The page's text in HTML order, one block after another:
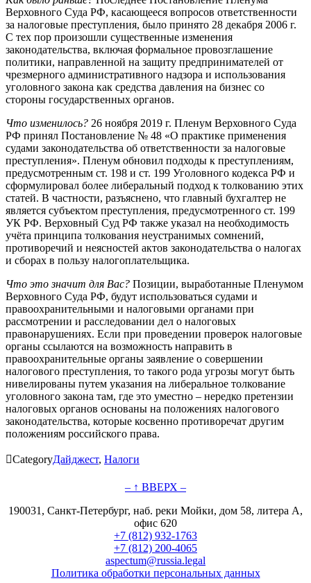
Верховного Суда РФ, касающееся вопросов ответственности
за налоговые преступления, было принято 28 декабря 2006 г.
С тех пор произошли существенные изменения
законодательства, включая формальное провозглашение
политики, направленной на защиту предпринимателей от
чрезмерного административного надзора и использования
уголовного закона как средства давления на бизнес со
стороны государственных органов.
Что изменилось? 26 ноября 2019 г. Пленум Верховного Суда
РФ принял Постановление № 48 «О практике применения
судами законодательства об ответственности за налоговые
преступления». Пленум обновил подходы к преступлениям,
предусмотренным ст. 198 и ст. 199 Уголовного кодекса РФ и
сформулировал более либеральный подход к толкованию этих
статей. В частности, разъяснено, что главный бухгалтер не
является субъектом преступления, предусмотренного ст. 199
УК РФ. Верховный Суд РФ также указал на необходимость
учёта принципа толкования неустранимых сомнений,
противоречий и неясностей актов законодательства о налогах
и сборах в пользу налогоплательщика.
Что это значит для Вас? Позиции, выработанные Пленумом
Верховного Суда РФ, будут использоваться судами и
правоохранительными и налоговыми органами при
рассмотрении и расследовании дел о налоговых
правонарушениях. Если при проведении проверок налоговые
органы ссылаются на возможность направить в
правоохранительные органы заявление о совершении
налогового преступления, то такого рода угрозы могут быть
нивелированы путем указания на либеральное толкование
уголовного закона там, где это уместно – нередко претензии
налоговых органов основаны на положениях налогового
законодательства, которые косвенно противоречат другим
положениям российского права.
CategoryДайджест, Налоги
– ↑ ВВЕРХ –
190031, Санкт-Петербург, наб. реки Мойки, дом 58, литера А,
офис 620
+7 (812) 932-1763
+7 (812) 200-4065
aspectum@russia.legal
Политика обработки персональных данных